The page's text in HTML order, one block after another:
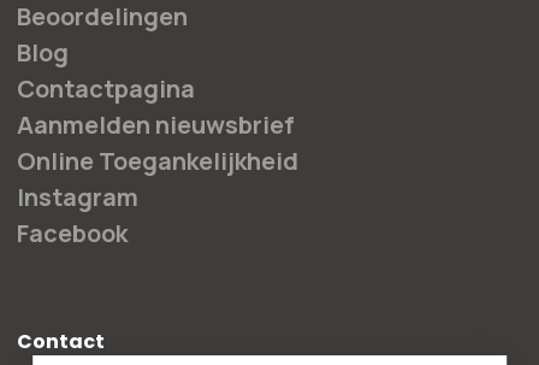
Beoordelingen
Blog
Contactpagina
Aanmelden nieuwsbrief
Online Toegankelijkheid
Instagram
Facebook
Contact